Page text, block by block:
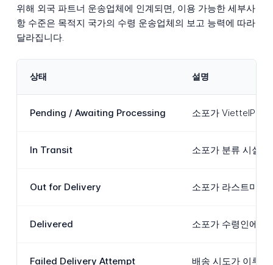
위해 외국 파트너 운송업체에 인계되면, 이용 가능한 세부사
항 수준은 목적지 국가의 수령 운송업체의 보고 능력에 따라
달라집니다.
상태 설명
Pending / Awaiting Processing 소포가 ViettelPost
In Transit 소포가 분류 시설
Out for Delivery 소포가 라스트마일
Delivered 소포가 수령인에게
Failed Delivery Attempt 배송 시도가 이루